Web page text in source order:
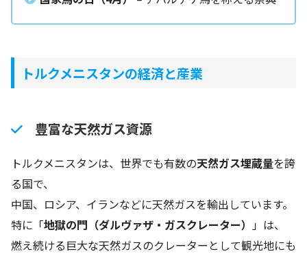
トルクメニスタンの経済と産業
豊富な天然ガス資源
トルクメニスタンは、世界でも有数の天然ガス埋蔵量を誇
る国で、
中国、ロシア、イランなどに天然ガスを輸出しています。
特に「地獄の門（ダルヴァザ・ガスクレーター）
」は、
燃え続ける巨大な天然ガスのクレーターとして観光地にも